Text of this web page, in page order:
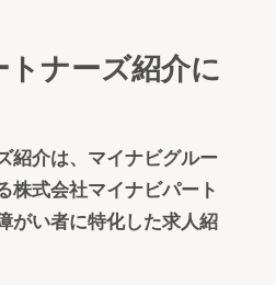
ナーズ紹介に
紹介は、マイナビグルー
株式会社マイナビパート
がい者に特化した求人紹